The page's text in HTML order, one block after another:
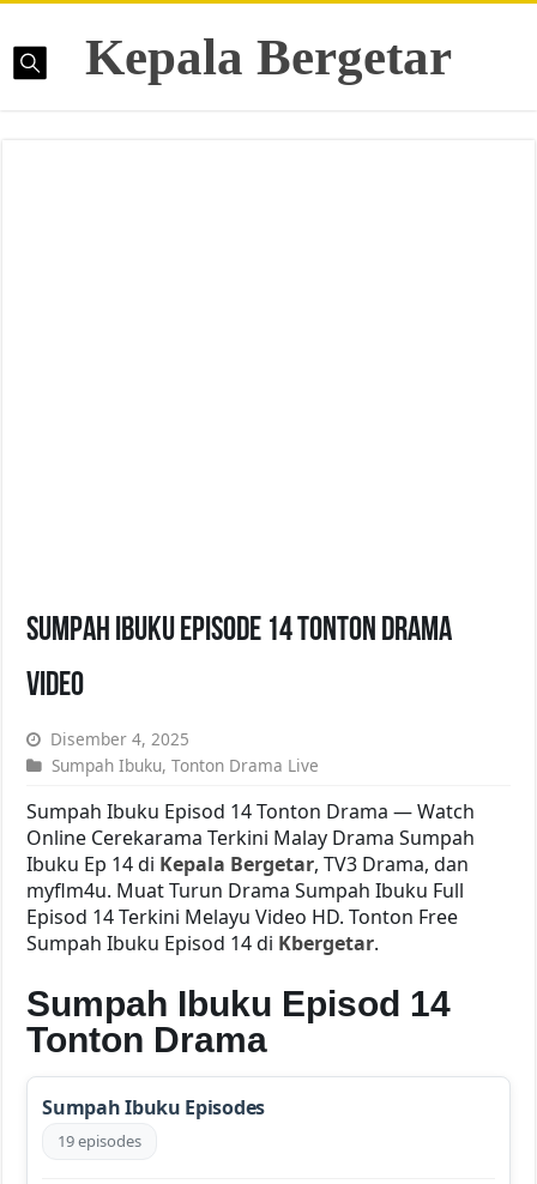
Kepala Bergetar
Sumpah Ibuku Episode 14 Tonton Drama
Video
Disember 4, 2025
Sumpah Ibuku,Tonton Drama Live
Sumpah Ibuku Episod 14 Tonton Drama — Watch
Online Cerekarama Terkini Malay Drama Sumpah
Ibuku Ep 14 di Kepala Bergetar, TV3 Drama, dan
myflm4u. Muat Turun Drama Sumpah Ibuku Full
Episod 14 Terkini Melayu Video HD. Tonton Free
Sumpah Ibuku Episod 14 di Kbergetar.
Sumpah Ibuku Episod 14
Tonton Drama
Sumpah Ibuku Episodes
19 episodes